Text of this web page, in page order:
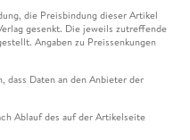
die Preisbindung dieser Artikel
gesenkt. Die jeweils zutreffende
Angaben zu Preissenkungen
dass Daten an den Anbieter der
Ablauf des auf der Artikelseite